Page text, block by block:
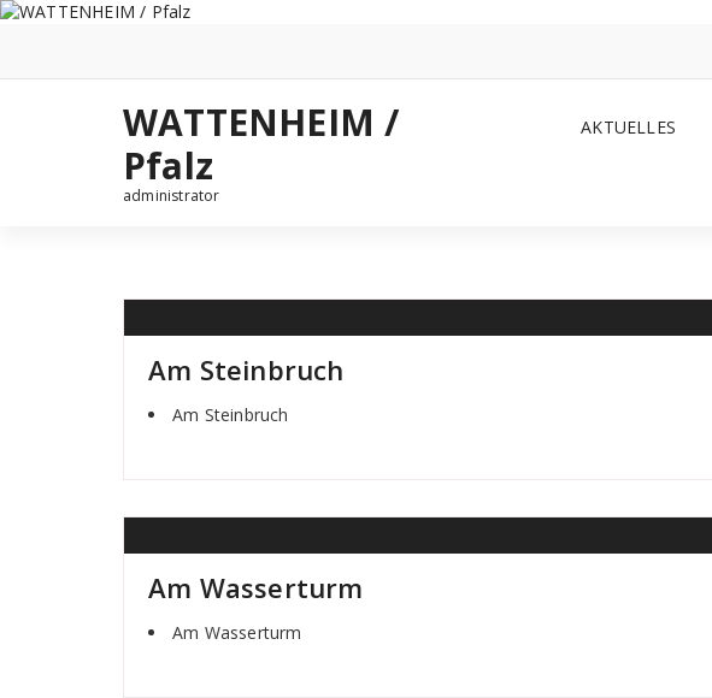
Zum
WATTENHEIM /
Pfalz
administrator
AKTUELLES
Am Steinbruch
Am Steinbruch
Am Wasserturm
Am Wasserturm